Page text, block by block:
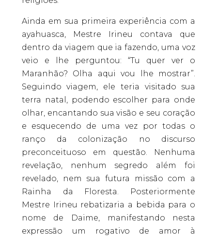
Ainda em sua primeira experiência com a
ayahuasca, Mestre Irineu contava que
dentro da viagem que ia fazendo, uma voz
veio e lhe perguntou: “Tu quer ver o
Maranhão? Olha aqui vou lhe mostrar”.
Seguindo viagem, ele teria visitado sua
terra natal, podendo escolher para onde
olhar, encantando sua visão e seu coração
e esquecendo de uma vez por todas o
ranço da colonização no discurso
preconceituoso em questão. Nenhuma
revelação, nenhum segredo além foi
revelado, nem sua futura missão com a
Rainha da Floresta. Posteriormente
Mestre Irineu rebatizaria a bebida para o
nome de Daime, manifestando nesta
expressão um rogativo de amor à